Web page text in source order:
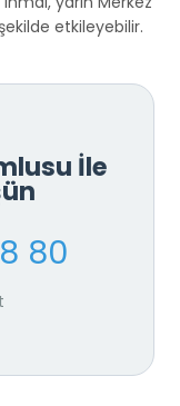
etkileyebilir.
İle
80